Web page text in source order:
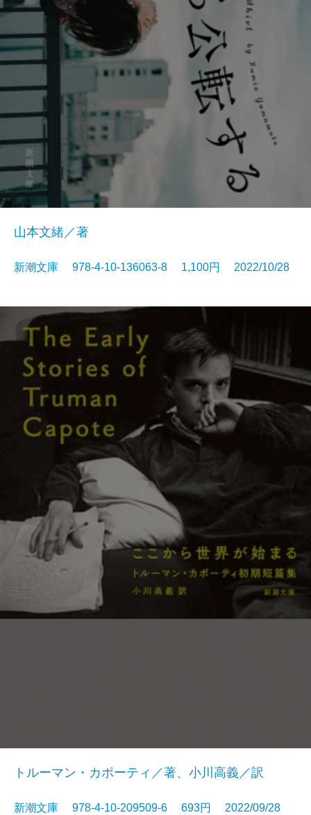
山本文緒／著
新潮文庫 978-4-10-136063-8 1,100円 2022/10/28
トルーマン・カポーティ／著、小川高義／訳
新潮文庫 978-4-10-209509-6 693円 2022/09/28